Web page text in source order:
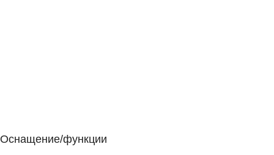
Оснащение/функции